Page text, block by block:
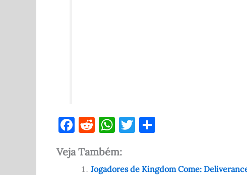
F
c
R
d
W
at
T
Veja Também:
Jogadores de Kingdom Come: